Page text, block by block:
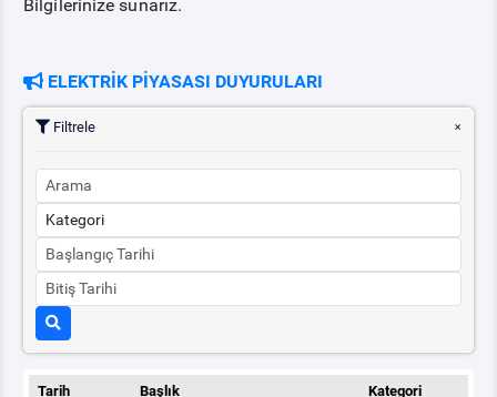
BT HİZMET YÖNETİM SİSTEMİ POLİTİKAMIZ
Bilgilerinize sunarız.
ELEKTRİK PİYASASI DUYURULARI
Filtrele
Tarih Başlık
Kategori